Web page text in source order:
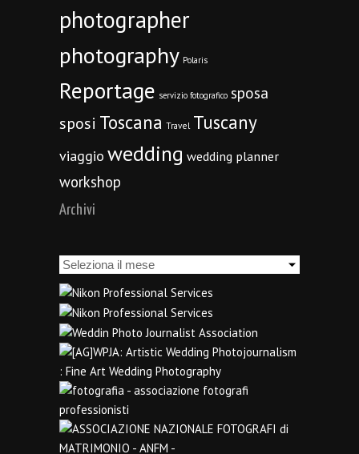
photographer
photography Polaris
Reportage servizio fotografico sposa
sposi Toscana Travel Tuscany
viaggio wedding wedding planner
workshop
Archivi
Archivi